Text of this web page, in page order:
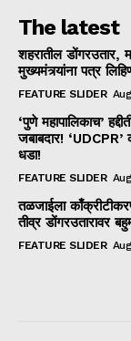
The latest
शहरातील डोंगरउतार,
मुख्यमंत्र्यांना पत्र
FEATURE SLIDER
‘पुणे महापालिकाच’
जबाबदार! ‘UDCPR’
धडा!
FEATURE SLIDER
तळजाईला
तीव्र डोंगरउतारावर
FEATURE SLIDER